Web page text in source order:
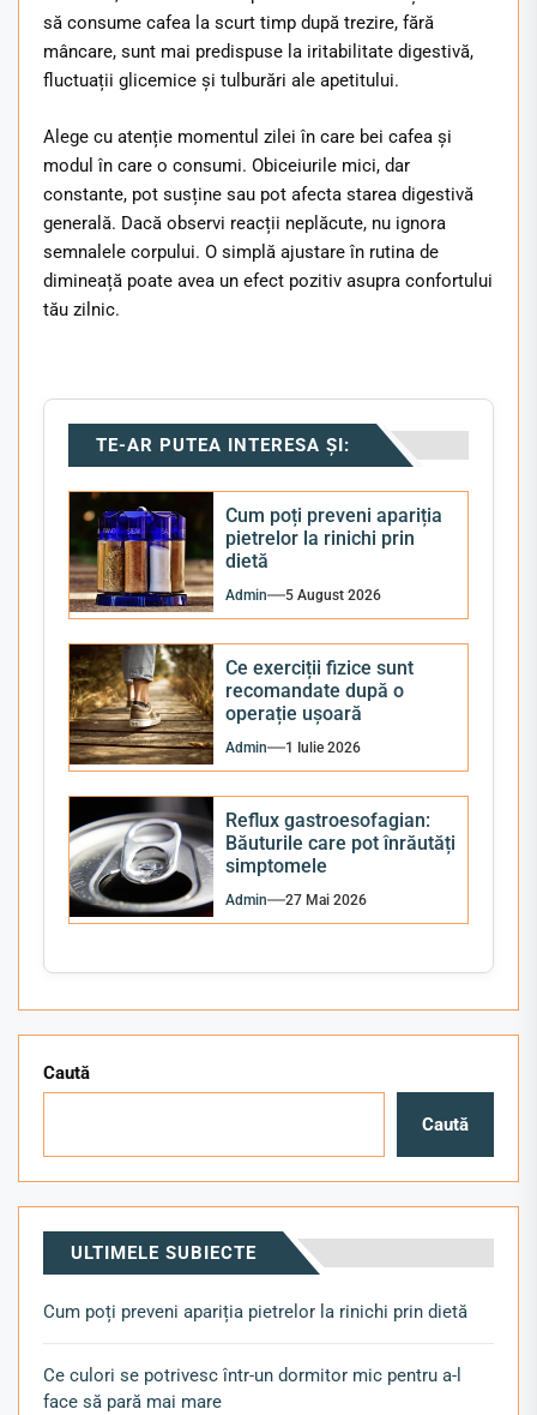
să consume cafea la scurt timp după trezire, fără
mâncare, sunt mai predispuse la iritabilitate digestivă,
fluctuații glicemice și tulburări ale apetitului.
Alege cu atenție momentul zilei în care bei cafea și
modul în care o consumi. Obiceiurile mici, dar
constante, pot susține sau pot afecta starea digestivă
generală. Dacă observi reacții neplăcute, nu ignora
semnalele corpului. O simplă ajustare în rutina de
dimineață poate avea un efect pozitiv asupra confortului
tău zilnic.
TE-AR PUTEA INTERESA ȘI:
Cum poți preveni apariția
pietrelor la rinichi prin
dietă
Admin 5 August 2026
Ce exerciții fizice sunt
recomandate după o
operație ușoară
Admin 1 Iulie 2026
Reflux gastroesofagian:
Băuturile care pot înrăutăți
simptomele
Admin 27 Mai 2026
Caută
Caută
ULTIMELE SUBIECTE
Cum poți preveni apariția pietrelor la rinichi prin dietă
Ce culori se potrivesc într-un dormitor mic pentru a-l
face să pară mai mare